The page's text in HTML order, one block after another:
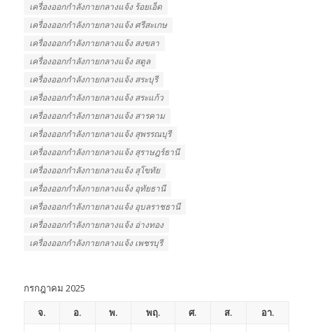
เครื่องออกกําลังกายกลางแจ้ง ร้อยเอ็ด
เครื่องออกกําลังกายกลางแจ้ง ศรีสะเกษ
เครื่องออกกําลังกายกลางแจ้ง สงขลา
เครื่องออกกําลังกายกลางแจ้ง สตูล
เครื่องออกกําลังกายกลางแจ้ง สระบุรี
เครื่องออกกําลังกายกลางแจ้ง สระแก้ว
เครื่องออกกําลังกายกลางแจ้ง สารคาม
เครื่องออกกําลังกายกลางแจ้ง สุพรรณบุรี
เครื่องออกกําลังกายกลางแจ้ง สุราษฎร์ธานี
เครื่องออกกําลังกายกลางแจ้ง สุโขทัย
เครื่องออกกําลังกายกลางแจ้ง อุทัยธานี
เครื่องออกกําลังกายกลางแจ้ง อุบลราชธานี
เครื่องออกกําลังกายกลางแจ้ง อ่างทอง
เครื่องออกกําลังกายกลางแจ้ง เพชรบุรี
กรกฎาคม 2025
จ.
อ. พ. พฤ. ศ. ส.
อา.